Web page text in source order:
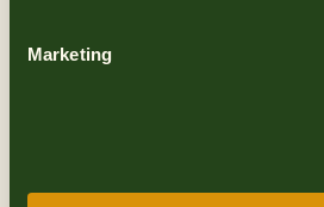
Marketing